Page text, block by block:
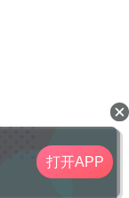
打开APP